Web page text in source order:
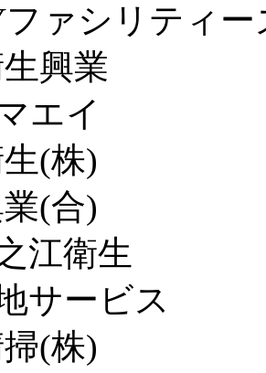
ァシリティー
興業
エイ
(株)
(合)
江衛生
サービス
(株)